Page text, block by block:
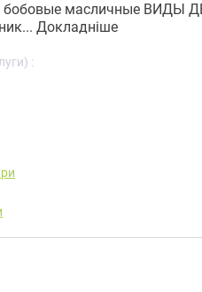
бобовые масличные
Докладніше
: